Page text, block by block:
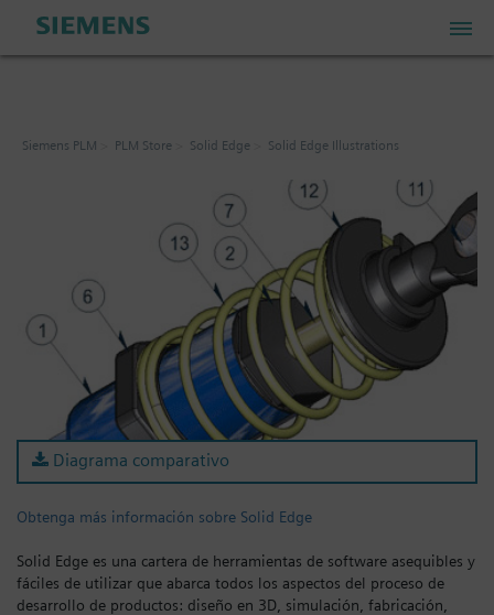
Industrial Edge Marketplace
Industrial Software Store
Mi cuenta
Mi carrito: 0 artículos
Iniciar sesión
Siemens PLM PLM Store Solid Edge Solid Edge Illustrations
Diagrama comparativo
Obtenga más información sobre Solid Edge
Solid Edge es una cartera de herramientas de software asequibles y
fáciles de utilizar que abarca todos los aspectos del proceso de
desarrollo de productos: diseño en 3D, simulación, fabricación,